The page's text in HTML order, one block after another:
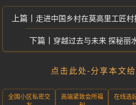
走进中国乡村在莫高里工匠村
穿越过去与未来 探秘丽
点击此处-分享本文
全国小区私密交
高端紧致会所福
在线选